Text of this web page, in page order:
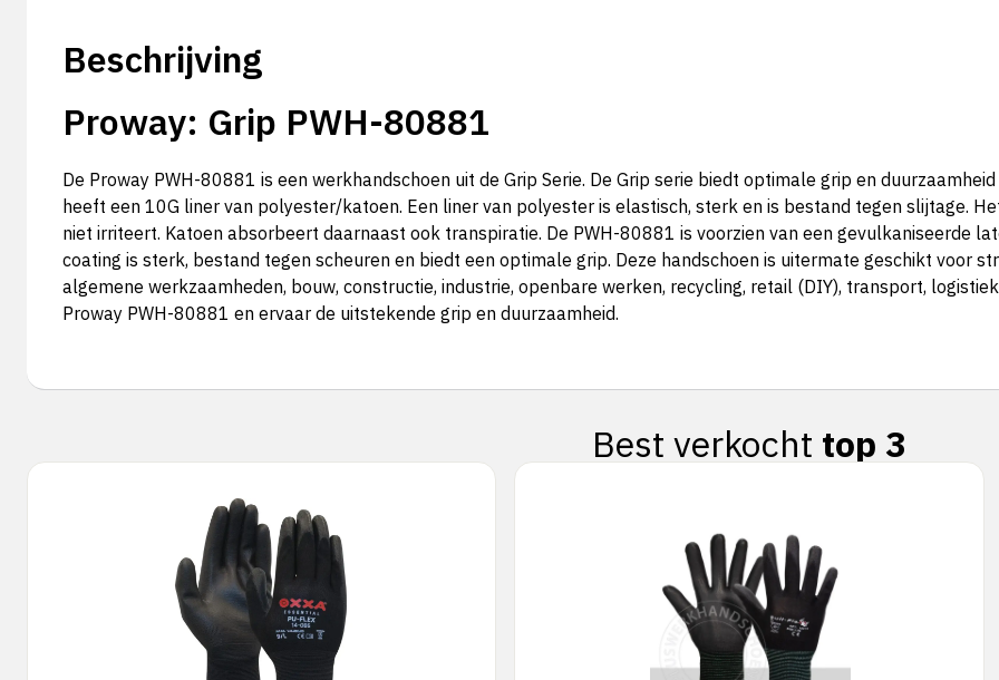
Beschrijving
Proway: Grip PWH-80881
De Proway PWH-80881 is een werkhandschoen uit de Grip Serie. De Grip serie biedt optimale grip en
heeft een 10G liner van polyester/katoen. Een liner van polyester is elastisch, sterk en is bestand tegen slijtage.
niet irriteert. Katoen absorbeert daarnaast ook transpiratie. De PWH-80881 is voorzien van een gevulkaniseerde
coating is sterk, bestand tegen scheuren en biedt een optimale grip. Deze handschoen is uitermate geschikt voor
algemene werkzaamheden, bouw, constructie, industrie, openbare werken, recycling, retail (DIY), transport,
Proway PWH-80881 en ervaar de uitstekende grip en duurzaamheid.
Best verkocht top 3